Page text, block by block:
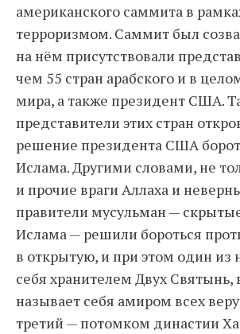
американского саммита в
терроризмом. Саммит был
на нём присутствовали
чем 55 стран арабского и в
мира, а также президент США.
представители этих стран
решение президента США
Ислама. Другими словами, не
и прочие враги Аллаха и
правители мусульман —
Ислама — решили бороться
в открытую, и при этом один из
себя хранителем Двух Святынь,
называет себя амиром всех
третий — потомком династии